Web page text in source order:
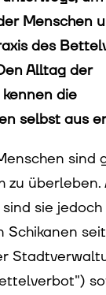
Menschen
des
Alltag der
die
selbst aus
sind
zu überleben.
sie jedoch
Schikanen